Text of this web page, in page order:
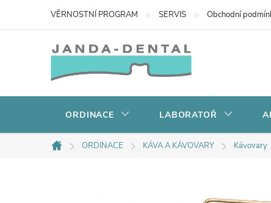
VĚRNOSTNÍ PROGRAM SERVIS Obchodní
ORDINACE LABORATOŘ
Domů
ORDINACE KÁVA A KÁVOVARY Kávovary